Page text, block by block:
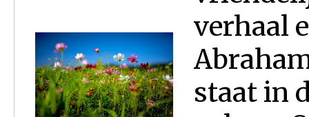
verhaal
staat in